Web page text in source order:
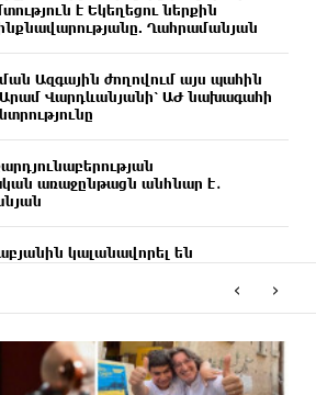
է Եկեղեցու ներքին
Ղահրամանյան
Ազգային ժողովում այս պահին
Վարդևանյանի՝ ԱԺ նախագահի
առաջընթացն անհնար է․
կալանավորել են
կալանքը ապօրինի է եղել. Արամ
‹ ›